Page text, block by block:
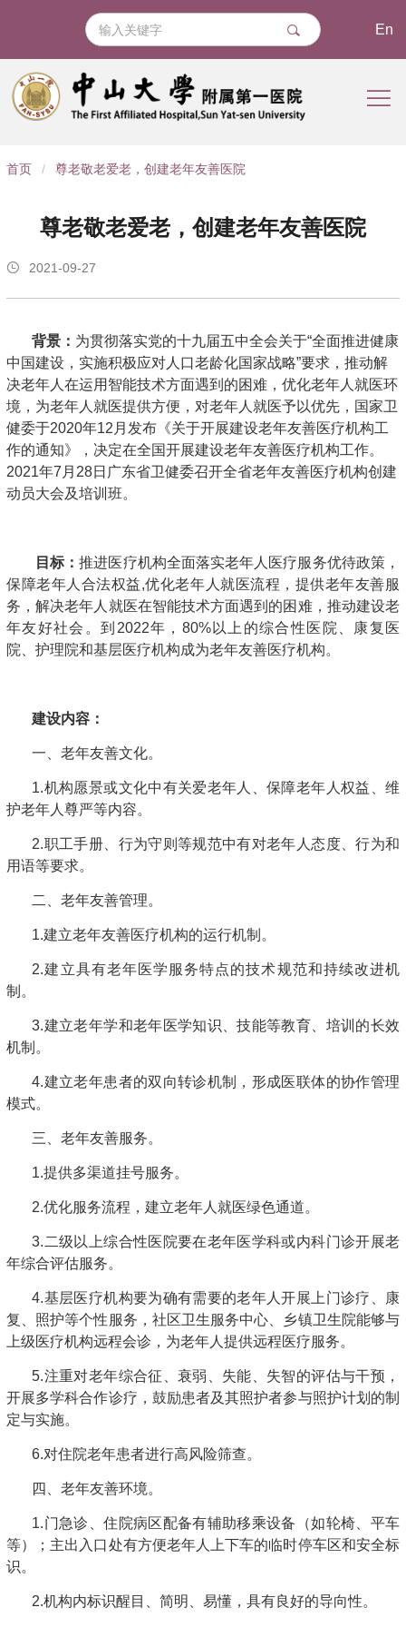
En
导
首页 / 尊老敬老爱老，创建老年友善医院
尊老敬老爱老，创建老年友善医院
2021-09-27
背景： 为贯彻落实党的十九届五中全会关于“全面推进健康
中国建设，实施积极应对人口老龄化国家战略”要求，推动解
决老年人在运用智能技术方面遇到的困难，优化老年人就医环
境，为老年人就医提供方便，对老年人就医予以优先，国家卫
健委于2020年12月发布《关于开展建设老年友善医疗机构工
作的通知》，决定在全国开展建设老年友善医疗机构工作。
2021年7月28日广东省卫健委召开全省老年友善医疗机构创建
动员大会及培训班。
目标：推进医疗机构全面落实老年人医疗服务优待政策，
保障老年人合法权益,优化老年人就医流程，提供老年友善服
务，解决老年人就医在智能技术方面遇到的困难，推动建设老
年友好社会。到2022年，80%以上的综合性医院、康复医
院、护理院和基层医疗机构成为老年友善医疗机构。
建设内容：
一、老年友善文化。
1.机构愿景或文化中有关爱老年人、保障老年人权益、维
护老年人尊严等内容。
2.职工手册、行为守则等规范中有对老年人态度、行为和
用语等要求。
二、老年友善管理。
1.建立老年友善医疗机构的运行机制。
2.建立具有老年医学服务特点的技术规范和持续改进机
制。
3.建立老年学和老年医学知识、技能等教育、培训的长效
机制。
4.建立老年患者的双向转诊机制，形成医联体的协作管理
模式。
三、老年友善服务。
1.提供多渠道挂号服务。
2.优化服务流程，建立老年人就医绿色通道。
3.二级以上综合性医院要在老年医学科或内科门诊开展老
年综合评估服务。
4.基层医疗机构要为确有需要的老年人开展上门诊疗、康
复、照护等个性服务，社区卫生服务中心、乡镇卫生院能够与
上级医疗机构远程会诊，为老年人提供远程医疗服务。
5.注重对老年综合征、衰弱、失能、失智的评估与干预，
开展多学科合作诊疗，鼓励患者及其照护者参与照护计划的制
定与实施。
6.对住院老年患者进行高风险筛查。
四、老年友善环境。
1.门急诊、住院病区配备有辅助移乘设备（如轮椅、平车
等）；主出入口处有方便老年人上下车的临时停车区和安全标
识。
2.机构内标识醒目、简明、易懂，具有良好的导向性。